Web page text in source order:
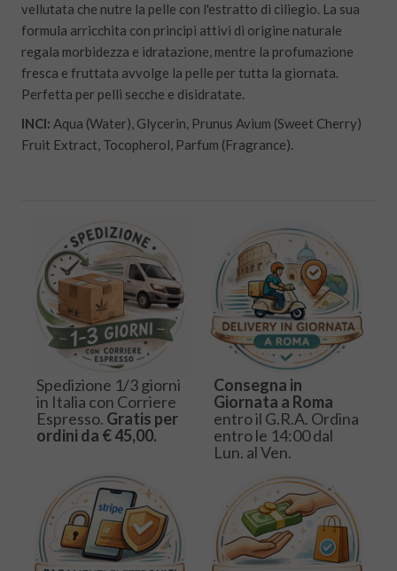
vellutata che nutre la pelle con l'estratto di ciliegio. La sua
formula arricchita con principi attivi di origine naturale
regala morbidezza e idratazione, mentre la profumazione
fresca e fruttata avvolge la pelle per tutta la giornata.
Perfetta per pelli secche e disidratate.
INCI: Aqua (Water), Glycerin, Prunus Avium (Sweet Cherry)
Fruit Extract, Tocopherol, Parfum (Fragrance).
Spedizione 1/3 giorni
in Italia con Corriere
Espresso. Gratis per
ordini da € 45,00.
Consegna in
Giornata a Roma
entro il G.R.A. Ordina
entro le 14:00 dal
Lun. al Ven.